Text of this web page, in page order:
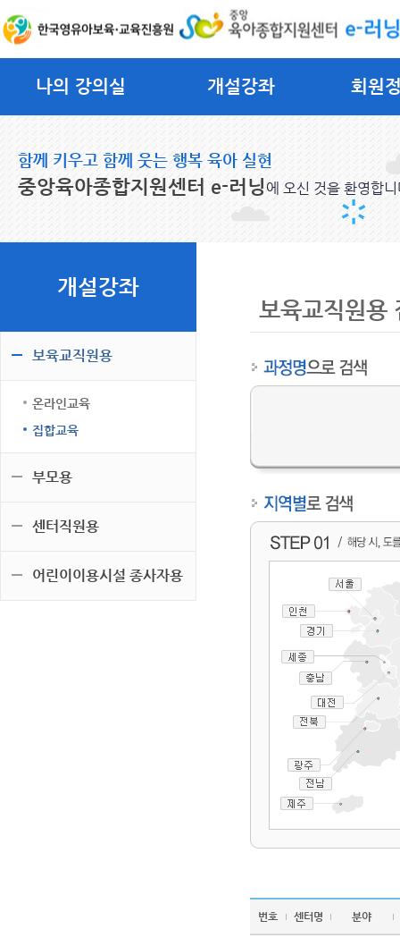
나의 강의실 개설강좌 회원
함께 키우고 함께 웃는 행복 육아 실현
중앙육아종합지원센터 e-러닝 에 오신 것을 환영합
개설강좌
보육교직원용
온라인교육
집합교육
부모용
센터직원용
어린이이용시설 종사자용
보육교직원용
번호 센터명 분야